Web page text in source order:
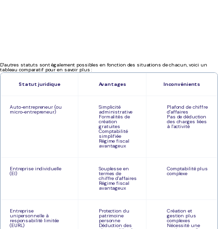
D'autres statuts sont également possibles en fonction des situations de chacun, voici un
tableau comparatif pour en savoir plus :
Statut juridique Avantages Inconvénients
Auto-entrepreneur (ou
micro-entrepreneur)
Simplicité
administrative
Formalités de
création
gratuites
Comptabilité
simplifiée
Régime fiscal
avantageux
Plafond de chiffre
d'affaires
Pas de déduction
des charges liées
à l'activité
Entreprise individuelle
(EI)
Souplesse en
termes de
chiffre d'affaires
Régime fiscal
avantageux
Comptabilité plus
complexe
Entreprise
unipersonnelle à
responsabilité limitée
(EURL)
Protection du
patrimoine
personne
Déduction des
Création et
gestion plus
complexes
Nécessité une